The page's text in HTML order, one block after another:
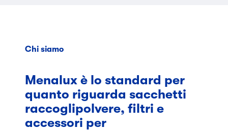
Chi siamo
Menalux è lo standard per
quanto riguarda sacchetti
raccoglipolvere, filtri e
accessori per